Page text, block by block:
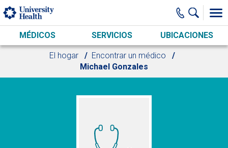
Skip to main content
MÉDICOS SERVICIOS UBICACIONES
El hogar
Encontrar un médico
Michael Gonzales